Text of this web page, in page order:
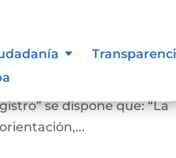
2723 de 2014, “Por el cual
se dispone que: “La